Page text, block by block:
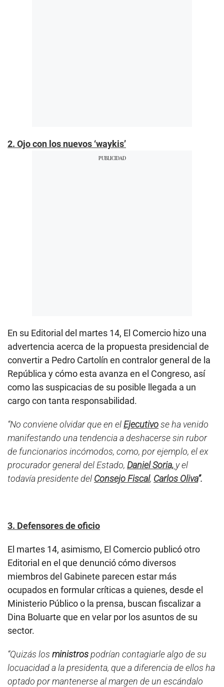
2. Ojo con los nuevos ‘waykis’
En su Editorial del martes 14, El Comercio hizo una
advertencia acerca de la propuesta presidencial de
convertir a Pedro Cartolín en contralor general de la
República y cómo esta avanza en el Congreso, así
como las suspicacias de su posible llegada a un
cargo con tanta responsabilidad.
“No conviene olvidar que en elEjecutivose ha venido
manifestando una tendencia a deshacerse sin rubor
de funcionarios incómodos, como, por ejemplo, el ex
procurador general del Estado, Daniel Soria, y el
todavía presidente del Consejo Fiscal, Carlos Oliva”.
3. Defensores de oficio
El martes 14, asimismo, El Comercio publicó otro
Editorial en el que denunció cómo diversos
miembros del Gabinete parecen estar más
ocupados en formular críticas a quienes, desde el
Ministerio Público o la prensa, buscan fiscalizar a
Dina Boluarte que en velar por los asuntos de su
sector.
“Quizás los ministrospodrían contagiarle algo de su
locuacidad a la presidenta, que a diferencia de ellos ha
optado por mantenerse al margen de un escándalo